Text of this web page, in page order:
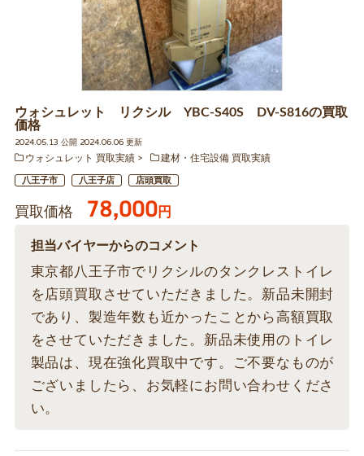
ウォシュレット リクシル YBC-S40S DV-S816の買取
価格
2024.05.13 公開 2024.06.06 更新
ウォシュレット 買取実績
建材・住宅設備 買取実績
八王子市 八王子店 店頭買取
買取価格 78,000円
担当バイヤーからのコメント
東京都八王子市でリクシルのタンクレストイレ
を店頭買取させていただきました。新品未開封
であり、製造年数も近かったことから高額買取
をさせていただきました。新品未使用のトイレ
製品は、現在強化買取中です。ご不要なものが
ございましたら、お気軽にお問い合わせくださ
い。